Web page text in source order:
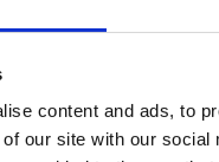
content and ads, to
our site with our